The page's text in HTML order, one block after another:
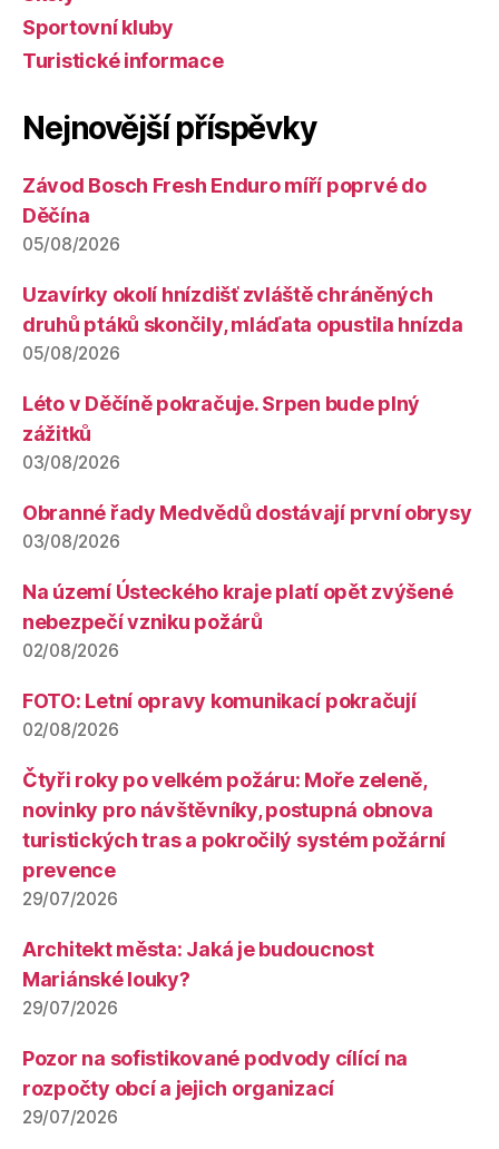
Sportovní kluby
Turistické informace
Nejnovější příspěvky
Závod Bosch Fresh Enduro míří poprvé do
Děčína
05/08/2026
Uzavírky okolí hnízdišť zvláště chráněných
druhů ptáků skončily, mláďata opustila hnízda
05/08/2026
Léto v Děčíně pokračuje. Srpen bude plný
zážitků
03/08/2026
Obranné řady Medvědů dostávají první obrysy
03/08/2026
Na území Ústeckého kraje platí opět zvýšené
nebezpečí vzniku požárů
02/08/2026
FOTO: Letní opravy komunikací pokračují
02/08/2026
Čtyři roky po velkém požáru: Moře zeleně,
novinky pro návštěvníky, postupná obnova
turistických tras a pokročilý systém požární
prevence
29/07/2026
Architekt města: Jaká je budoucnost
Mariánské louky?
29/07/2026
Pozor na sofistikované podvody cílící na
rozpočty obcí a jejich organizací
29/07/2026